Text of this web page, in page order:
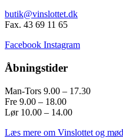
butik@vinslottet.dk
Fax. 43 69 11 65
Facebook Instagram
Åbningstider
Man-Tors 9.00 – 17.30
Fre 9.00 – 18.00
Lør 10.00 – 14.00
Læs mere om Vinslottet og